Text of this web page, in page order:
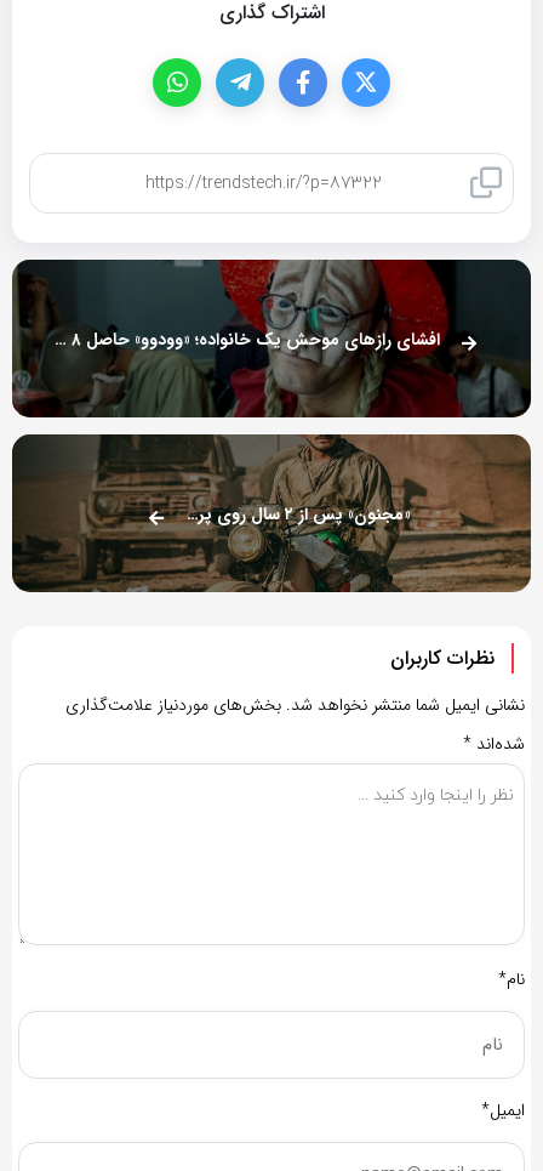
اشتراک گذاری
افشای رازهای موحش یک خانواده؛ «وودوو» حاصل ۸ ماه تمرین است!
«مجنون» پس از ۲ سال روی پرده می‌رود
نظرات کاربران
نشانی ایمیل شما منتشر نخواهد شد. بخش‌های موردنیاز علامت‌گذاری
شده‌اند *
نام*
ایمیل*